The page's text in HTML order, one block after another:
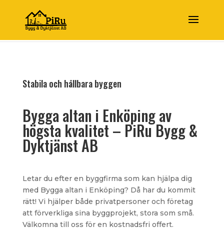
Stabila och hållbara byggen
Bygga altan i Enköping av
högsta kvalitet – PiRu Bygg &
Dyktjänst AB
Letar du efter en byggfirma som kan hjälpa dig
med Bygga altan i Enköping? Då har du kommit
rätt! Vi hjälper både privatpersoner och företag
att förverkliga sina byggprojekt, stora som små.
Välkomna till oss för en kostnadsfri offert.